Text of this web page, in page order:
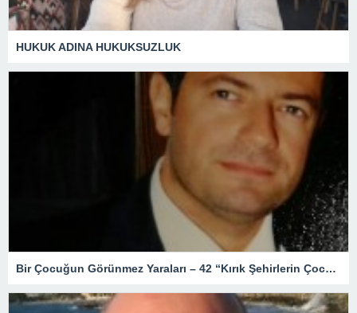
HUKUK ADINA HUKUKSUZLUK
Bir Çocuğun Görünmez Yaraları – 42 “Kırık Şehirlerin Çocukları”